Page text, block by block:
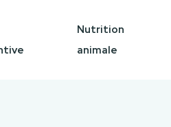
Nutrition
animale